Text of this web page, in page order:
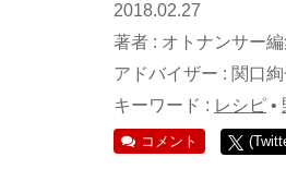
2018.02.27
著者 : オトナンサー
アドバイザー : 関口
キーワード : レシピ •
コメント